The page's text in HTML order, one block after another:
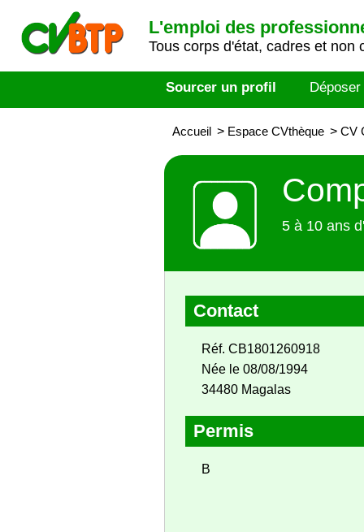
L'emploi des
Tous corps d'état, cadres et non
Sourcer un profil
Accueil > Espace CVthèque > CV
5 à 10 ans
Contact
Réf. CB1801260918
Née le 08/08/1994
34480 Magalas
Permis
B